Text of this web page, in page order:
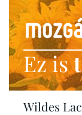
Ez is
Wildes